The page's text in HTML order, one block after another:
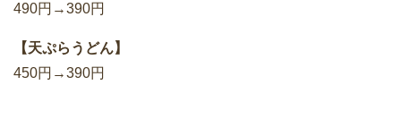
490円→390円
【天ぷらうどん】
450円→390円